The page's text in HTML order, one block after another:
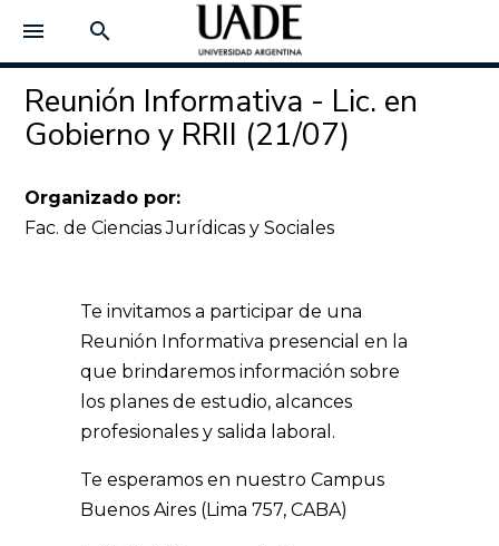
menu search
Reunión Informativa - Lic. en
Gobierno y RRII (21/07)
Organizado por:
Fac. de Ciencias Jurídicas y Sociales
Te invitamos a participar de una
Reunión Informativa presencial en la
que brindaremos información sobre
los planes de estudio, alcances
profesionales y salida laboral.
Te esperamos en nuestro Campus
Buenos Aires (Lima 757, CABA)